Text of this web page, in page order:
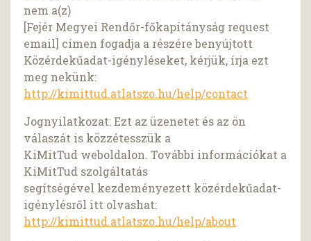
nem a(z)
[Fejér Megyei Rendőr-főkapitányság request
email] címen fogadja a részére benyújtott
Közérdekűadat-igényléseket, kérjük, írja ezt
meg nekünk:
http://kimittud.atlatszo.hu/help/contact
Jognyilatkozat: Ezt az üzenetet és az ön
válaszát is közzétesszük a
KiMitTud weboldalon. További információkat a
KiMitTud szolgáltatás
segítségével kezdeményezett közérdekűadat-
igénylésről itt olvashat:
http://kimittud.atlatszo.hu/help/about